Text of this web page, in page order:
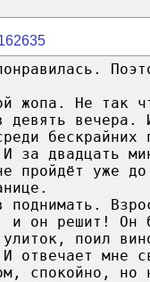
жопа. Не так
девять
бескрайних
за двадцать
пройдёт уже
поднимать.
и он решит! Он
поил
отвечает мне
спокойно, но